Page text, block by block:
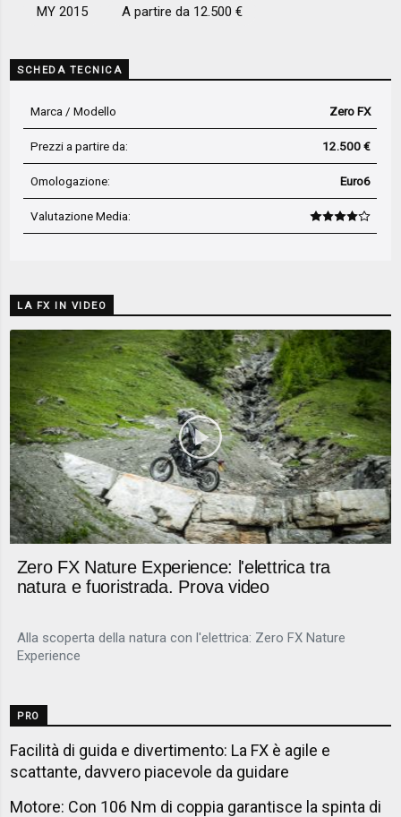
MY 2015 A partire da 12.500 €
SCHEDA TECNICA
Marca / Modello Zero FX
Prezzi a partire da: 12.500 €
Omologazione: Euro6
Valutazione Media:
LA FX IN VIDEO
Zero FX Nature Experience: l'elettrica tra
natura e fuoristrada. Prova video
Alla scoperta della natura con l'elettrica: Zero FX Nature
Experience
PRO
Facilità di guida e divertimento: La FX è agile e
scattante, davvero piacevole da guidare
Motore: Con 106 Nm di coppia garantisce la spinta di